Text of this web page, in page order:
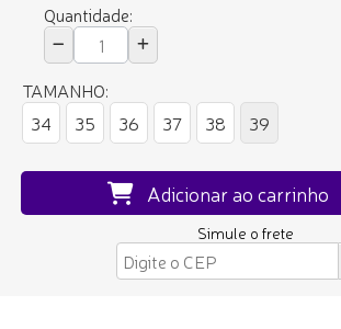
Quantidade:
TAMANHO:
34
35 36 37 38 39
Adicionar ao carrinho
Simule o frete